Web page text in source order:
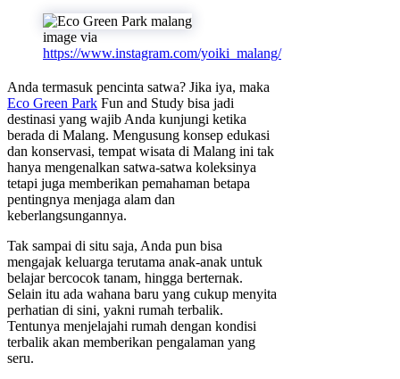
image via
https://www.instagram.com/yoiki_malang/
Anda termasuk pencinta satwa? Jika iya, maka
Eco Green Park Fun and Study bisa jadi
destinasi yang wajib Anda kunjungi ketika
berada di Malang. Mengusung konsep edukasi
dan konservasi, tempat wisata di Malang ini tak
hanya mengenalkan satwa-satwa koleksinya
tetapi juga memberikan pemahaman betapa
pentingnya menjaga alam dan
keberlangsungannya.
Tak sampai di situ saja, Anda pun bisa
mengajak keluarga terutama anak-anak untuk
belajar bercocok tanam, hingga berternak.
Selain itu ada wahana baru yang cukup menyita
perhatian di sini, yakni rumah terbalik.
Tentunya menjelajahi rumah dengan kondisi
terbalik akan memberikan pengalaman yang
seru.